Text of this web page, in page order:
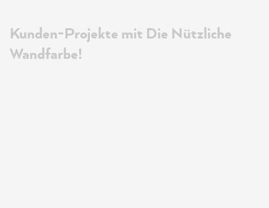
Kunden-Projekte mit Die Nützliche
Wandfarbe!